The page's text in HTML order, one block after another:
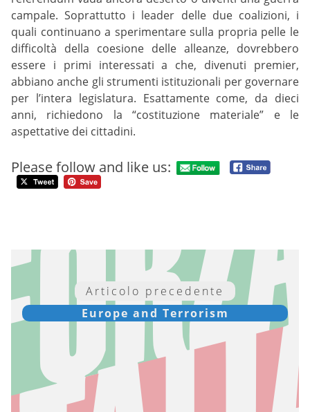
campale. Soprattutto i leader delle due coalizioni, i
quali continuano a sperimentare sulla propria pelle le
difficoltà della coesione delle alleanze, dovrebbero
essere i primi interessati a che, divenuti premier,
abbiano anche gli strumenti istituzionali per governare
per l’intera legislatura. Esattamente come, da dieci
anni, richiedono la “costituzione materiale” e le
aspettative dei cittadini.
Please follow and like us:
Articolo precedente
Europe and Terrorism